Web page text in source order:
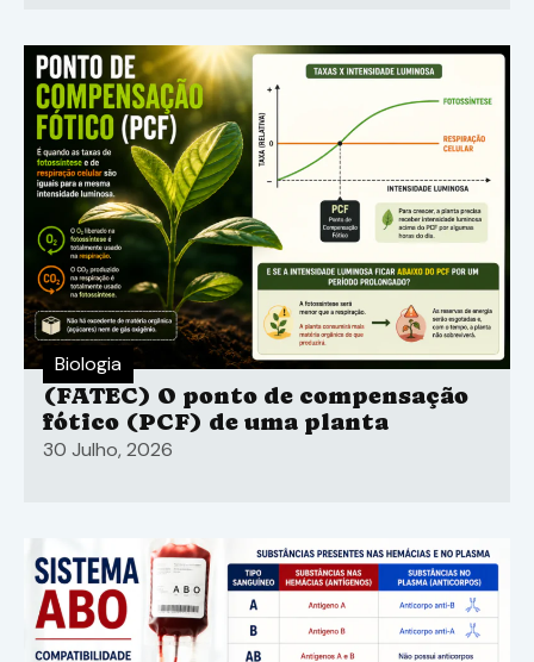
Biologia
(FATEC) O ponto de compensação
fótico (PCF) de uma planta
30 Julho, 2026